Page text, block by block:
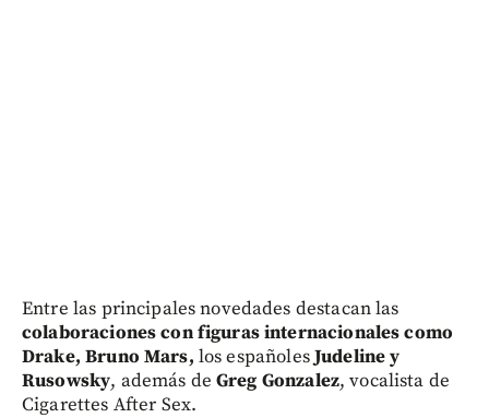
Entre las principales novedades destacan las
colaboraciones con figuras internacionales como
Drake, Bruno Mars, los españolesJudeline y
Rusowsky, además de Greg Gonzalez, vocalista de
Cigarettes After Sex.